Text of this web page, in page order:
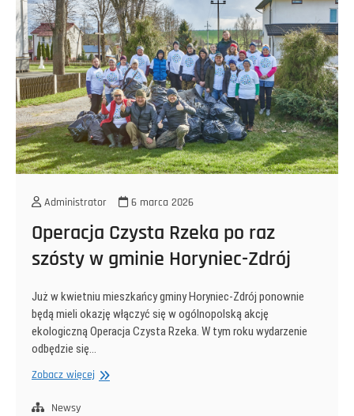
Realms
za
nami
Administrator 6 marca 2026
Operacja Czysta Rzeka po raz
szósty w gminie Horyniec-Zdrój
Już w kwietniu mieszkańcy gminy Horyniec-Zdrój ponownie
będą mieli okazję włączyć się w ogólnopolską akcję
ekologiczną Operacja Czysta Rzeka. W tym roku wydarzenie
odbędzie się…
Zobacz więcej Operacja
Newsy